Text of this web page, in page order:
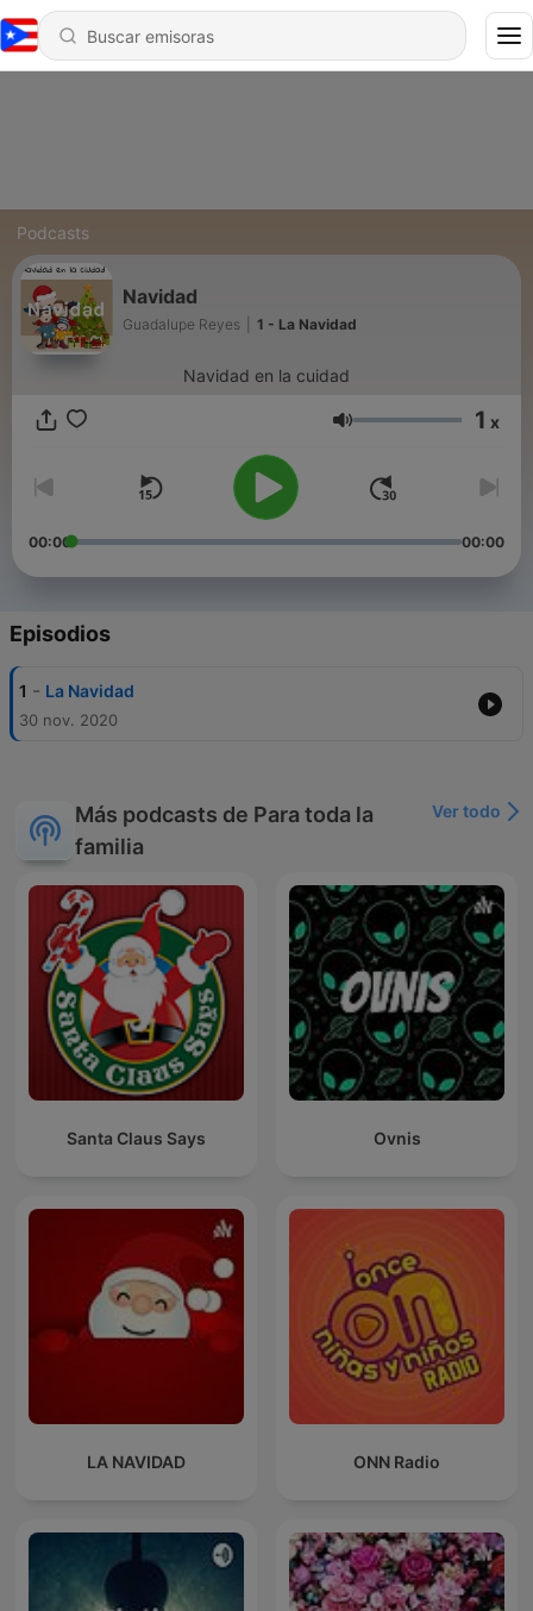
Podcasts
Navidad
Guadalupe Reyes 1 - La Navidad
Navidad en la cuidad
Volumen 1 x
00:00 00:00
Episodios
1 - La Navidad
30 nov. 2020
Más podcasts de Para toda la
familia
Ver todo
Santa Claus Says Ovnis
LA NAVIDAD ONN Radio